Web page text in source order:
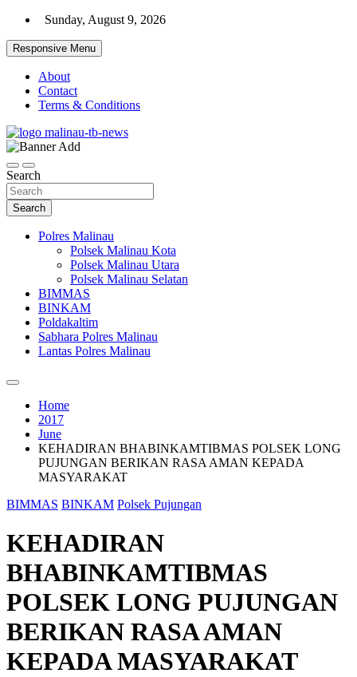
Skip
content
Sunday, August 9, 2026
Responsive Menu
About
Contact
Terms & Conditions
Pelangiresmalinau.com
Search
Search
Polres Malinau
Polsek Malinau Kota
Polsek Malinau Utara
Polsek Malinau Selatan
BIMMAS
BINKAM
Poldakaltim
Sabhara Polres Malinau
Lantas Polres Malinau
Home
2017
June
KEHADIRAN BHABINKAMTIBMAS POLSEK LONG
PUJUNGAN BERIKAN RASA AMAN KEPADA
MASYARAKAT
BIMMAS BINKAM Polsek Pujungan
KEHADIRAN
BHABINKAMTIBMAS
POLSEK LONG PUJUNGAN
BERIKAN RASA AMAN
KEPADA MASYARAKAT